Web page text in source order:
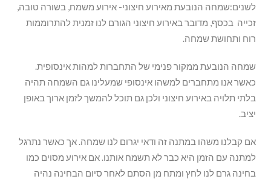
לשנים:שמחה הנובעת מאירוע חיצוני- אירוע משמח, בשורה טובה,
זכייה בכסף, מדובר באירוע חיצוני הגורם לנו זמנית להתרוממות
רוח ותחושת שמחה.
שמחה הנובעת ממקור פנימי של התחברות למהות אינסופית.
כאשר אנו מתחברים למשהו אינסופי שמעלינו גם השמחה תהיה
בלתי תלויה באירוע חיצוני ולכן גם תוכל להמשך לזמן ארוך באופן
יציב.
אם קבלנו משהו במתנה זה ודאי יגרום לנו שמחה. אך כאשר נתרגל
למתנה עם הזמן היא כבר לא תשמח אותנו. אם אירוע מסוים כמו
בחינה גרם לנו לחץ ומתח מן הסתם לאחר סיום הבחינה נהיה